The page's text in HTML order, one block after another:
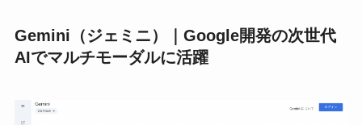
Gemini（ジェミニ）｜Google開発の次世代
AIでマルチモーダルに活躍